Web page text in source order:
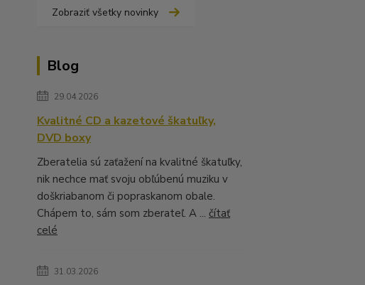
Zobraziť všetky novinky
Blog
29.04.2026
Kvalitné CD a kazetové škatuľky,
DVD boxy
Zberatelia sú zaťažení na kvalitné škatuľky,
nik nechce mať svoju obľúbenú muziku v
doškriabanom či popraskanom obale.
Chápem to, sám som zberateľ. A ... čítať
celé
31.03.2026